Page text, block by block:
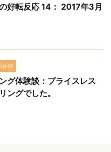
好転反応 14： 2017年3月
グ体験談：プライスレス
ングでした。